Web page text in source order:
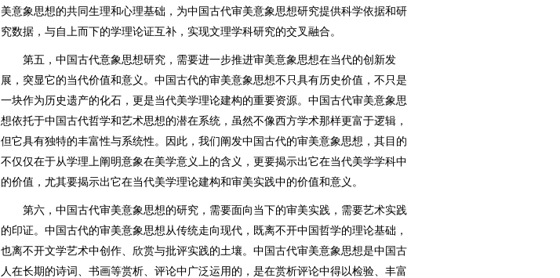
美意象思想的共同生理和心理基础，为中国古代审美意象思想研究提供科学依据和研
究数据，与自上而下的学理论证互补，实现文理学科研究的交叉融合。
第五，中国古代意象思想研究，需要进一步推进审美意象思想在当代的创新发
展，突显它的当代价值和意义。中国古代的审美意象思想不只具有历史价值，不只是
一块作为历史遗产的化石，更是当代美学理论建构的重要资源。中国古代审美意象思
想依托于中国古代哲学和艺术思想的潜在系统，虽然不像西方学术那样更富于逻辑，
但它具有独特的丰富性与系统性。因此，我们阐发中国古代的审美意象思想，其目的
不仅仅在于从学理上阐明意象在美学意义上的含义，更要揭示出它在当代美学学科中
的价值，尤其要揭示出它在当代美学理论建构和审美实践中的价值和意义。
第六，中国古代审美意象思想的研究，需要面向当下的审美实践，需要艺术实践
的印证。中国古代的审美意象思想从传统走向现代，既离不开中国哲学的理论基础，
也离不开文学艺术中创作、欣赏与批评实践的土壤。中国古代审美意象思想是中国古
人在长期的诗词、书画等赏析、评论中广泛运用的，是在赏析评论中得以检验、丰富